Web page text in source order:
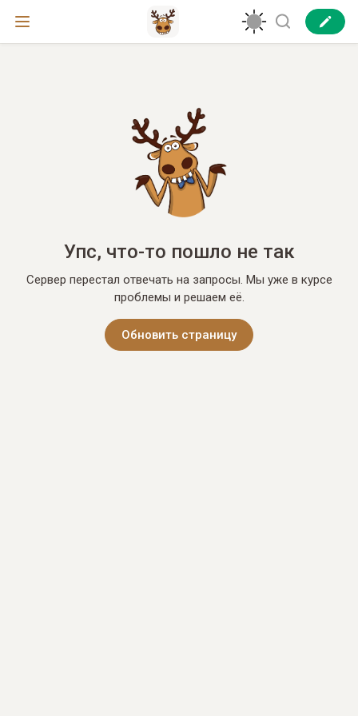
Упс, что-то пошло не так
Сервер перестал отвечать на запросы. Мы уже в курсе
проблемы и решаем её.
Обновить страницу